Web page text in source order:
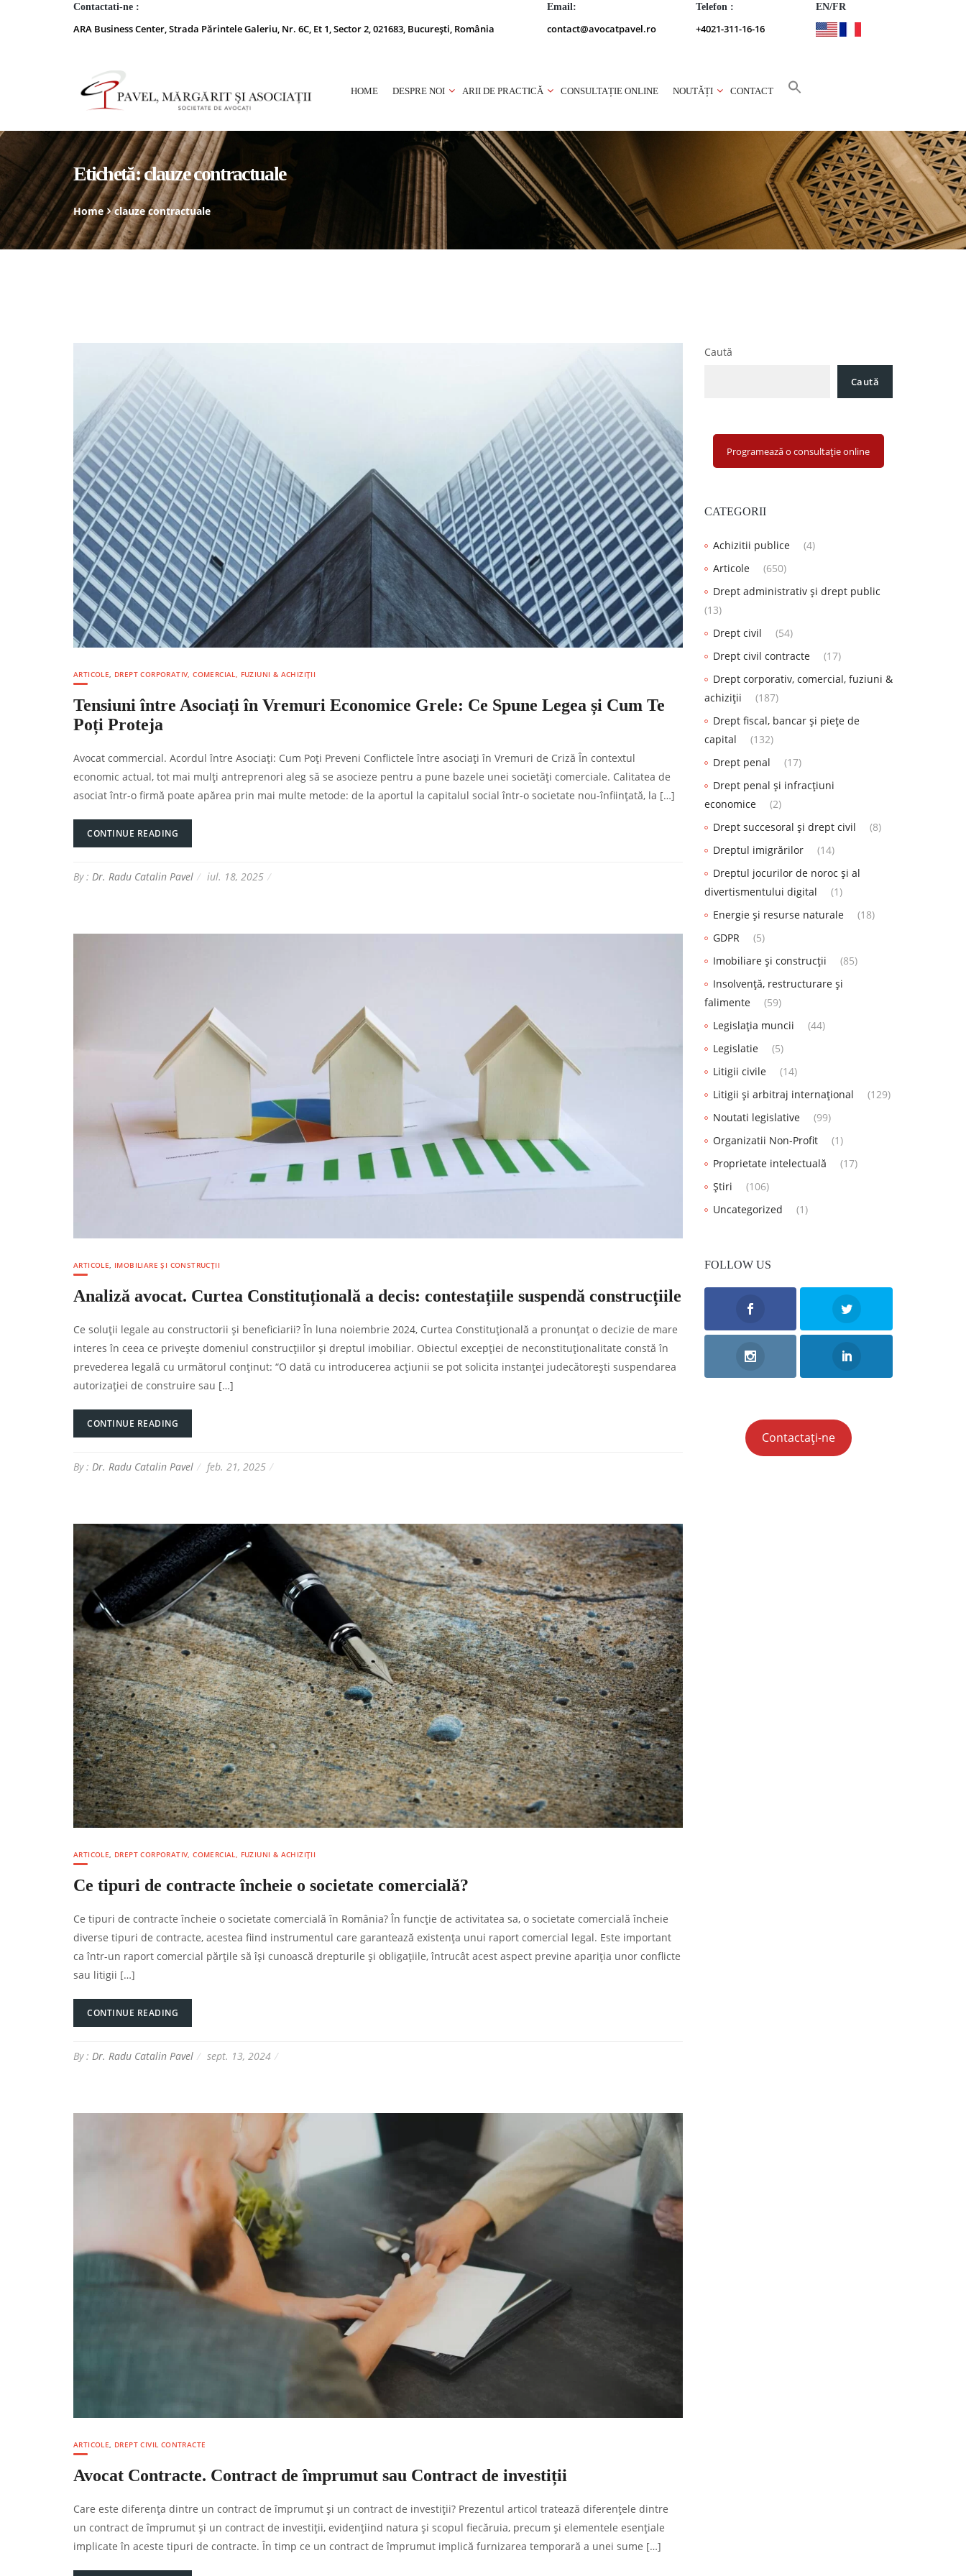
Contactati-ne :
ARA Business Center, Strada Părintele Galeriu, Nr. 6C, Et 1, Sector 2, 021683, București, România
Email:
contact@avocatpavel.ro
Telefon :
+4021-311-16-16
EN/FR
HOME DESPRE NOI ARII DE PRACTICĂ CONSULTAȚIE ONLINE NOUTĂȚI CONTACT
Etichetă:clauze contractuale
Home clauze contractuale
ARTICOLE DREPT CORPORATIV, COMERCIAL, FUZIUNI & ACHIZIȚII
Tensiuni între Asociați în Vremuri Economice Grele: Ce Spune Legea și Cum Te
Poți Proteja
Avocat commercial. Acordul între Asociați: Cum Poți Preveni Conflictele între asociați în Vremuri de Criză În contextul
economic actual, tot mai mulți antreprenori aleg să se asocieze pentru a pune bazele unei societăți comerciale. Calitatea de
asociat într-o firmă poate apărea prin mai multe metode: de la aportul la capitalul social într-o societate nou-înființată, la […]
CONTINUE READING
By : Dr. Radu Catalin Pavel iul. 18, 2025
ARTICOLE IMOBILIARE ȘI CONSTRUCȚII
Analiză avocat. Curtea Constituțională a decis: contestațiile suspendă construcțiile
Ce soluții legale au constructorii și beneficiarii? În luna noiembrie 2024, Curtea Constituțională a pronunțat o decizie de mare
interes în ceea ce privește domeniul construcțiilor și dreptul imobiliar. Obiectul excepției de neconstituționalitate constă în
prevederea legală cu următorul conținut: “O dată cu introducerea acţiunii se pot solicita instanţei judecătoreşti suspendarea
autorizaţiei de construire sau […]
CONTINUE READING
By : Dr. Radu Catalin Pavel feb. 21, 2025
ARTICOLE, DREPT CORPORATIV, COMERCIAL, FUZIUNI & ACHIZIȚII
Ce tipuri de contracte încheie o societate comercială?
Ce tipuri de contracte încheie o societate comercială în România? În funcție de activitatea sa, o societate comercială încheie
diverse tipuri de contracte, acestea fiind instrumentul care garantează existența unui raport comercial legal. Este important
ca într-un raport comercial părțile să își cunoască drepturile și obligațiile, întrucât acest aspect previne apariția unor conflicte
sau litigii […]
CONTINUE READING
By : Dr. Radu Catalin Pavel sept. 13, 2024
ARTICOLE, DREPT CIVIL CONTRACTE
Avocat Contracte. Contract de împrumut sau Contract de investiții
Care este diferența dintre un contract de împrumut și un contract de investiții? Prezentul articol tratează diferențele dintre
un contract de împrumut și un contract de investiții, evidențiind natura și scopul fiecăruia, precum și elementele esențiale
implicate în aceste tipuri de contracte. În timp ce un contract de împrumut implică furnizarea temporară a unei sume […]
Caută
Caută
Programează o consultație online
CATEGORII
Achizitii publice
(4)
Articole
(650)
Drept administrativ și drept public
(13)
Drept civil
(54)
Drept civil contracte
(17)
Drept corporativ, comercial, fuziuni &
achiziții
(187)
Drept fiscal, bancar și piețe de
capital
(132)
Drept penal
(17)
Drept penal și infracțiuni
economice
(2)
Drept succesoral și drept civil
(8)
Dreptul imigrărilor
(14)
Dreptul jocurilor de noroc și al
divertismentului digital
(1)
Energie și resurse naturale
(18)
GDPR
(5)
Imobiliare și construcții
(85)
Insolvență, restructurare și
falimente
(59)
Legislația muncii
(44)
Legislatie
(5)
Litigii civile
(14)
Litigii și arbitraj internațional
(129)
Noutati legislative
(99)
Organizatii Non-Profit
(1)
Proprietate intelectuală
(17)
Știri
(106)
Uncategorized
(1)
FOLLOW US
Contactați-ne